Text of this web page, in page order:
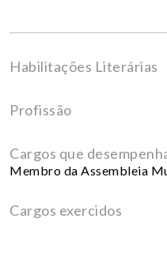
Habilitações Literárias
Profissão
Cargos que
Membro da Assembleia
Cargos exercidos